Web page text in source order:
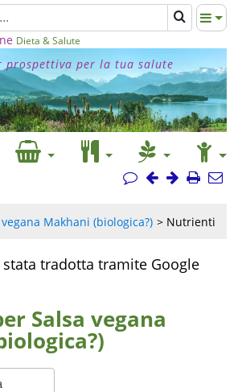
Dieta & Salute
prospettiva per la tua salute
Makhani (biologica?) Nutrienti
stata tradotta tramite Google
Salsa vegana